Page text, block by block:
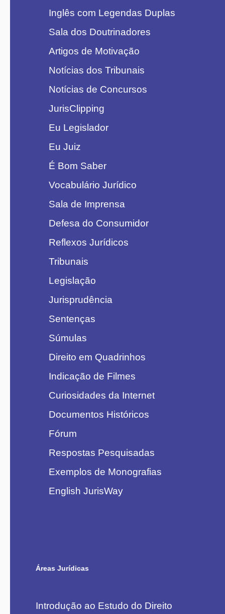
Inglês com Legendas Duplas
Sala dos Doutrinadores
Artigos de Motivação
Notícias dos Tribunais
Notícias de Concursos
JurisClipping
Eu Legislador
Eu Juiz
É Bom Saber
Vocabulário Jurídico
Sala de Imprensa
Defesa do Consumidor
Reflexos Jurídicos
Tribunais
Legislação
Jurisprudência
Sentenças
Súmulas
Direito em Quadrinhos
Indicação de Filmes
Curiosidades da Internet
Documentos Históricos
Fórum
Respostas Pesquisadas
Exemplos de Monografias
English JurisWay
Áreas Jurídicas
Introdução ao Estudo do Direito